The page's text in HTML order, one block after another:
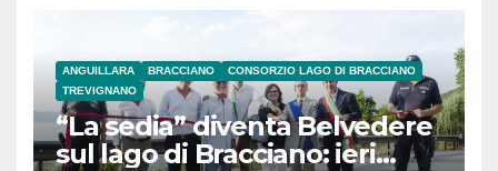
ANGUILLARA BRACCIANO
CONSORZIO LAGO DI BRACCIANO
TREVIGNANO
“La sedia” diventa Belvedere
sul lago di Bracciano: ieri